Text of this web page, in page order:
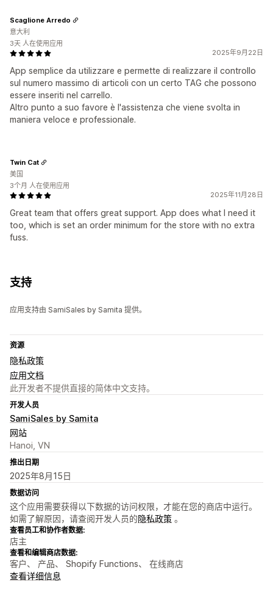
2025年9月22日
App semplice da utilizzare e permette di realizzare il controllo
sul numero massimo di articoli con un certo TAG che possono
essere inseriti nel carrello.
Altro punto a suo favore è l'assistenza che viene svolta in
maniera veloce e professionale.
Scaglione Arredo
意大利
3天 人在使用应用
2025年11月28日
Great team that offers great support. App does what I need it
too, which is set an order minimum for the store with no extra
fuss.
Twin Cat
美国
3个月 人在使用应用
支持
应用支持由 SamiSales by Samita 提供。
资源
隐私政策
应用文档
此开发者不提供直接的简体中文支持。
开发人员
SamiSales by Samita
网站
Hanoi, VN
推出日期
2025年8月15日
数据访问
这个应用需要获得以下数据的访问权限，才能在您的商店中运行。
如需了解原因，请查阅开发人员的隐私政策 。
查看员工和协作者数据:
店主
查看和编辑商店数据:
客户、 产品、 Shopify Functions、 在线商店
查看详细信息